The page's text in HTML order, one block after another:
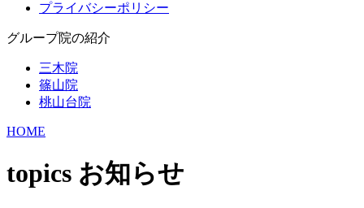
プライバシーポリシー
グループ院の紹介
三木院
篠山院
桃山台院
HOME
topics お知らせ